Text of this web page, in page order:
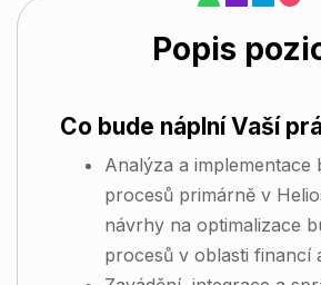
Popis
Co bude náplní Vaší
Analýza a implementace
procesů primárně v
návrhy na optimalizace
procesů v oblasti financí